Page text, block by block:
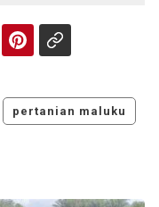
pertanian maluku